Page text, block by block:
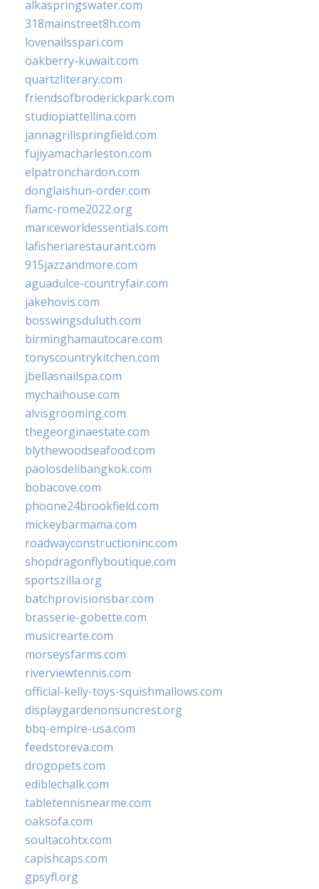
alkaspringswater.com
318mainstreet8h.com
lovenailsspari.com
oakberry-kuwait.com
quartzliterary.com
friendsofbroderickpark.com
studiopiattellina.com
jannagrillspringfield.com
fujiyamacharleston.com
elpatronchardon.com
donglaishun-order.com
fiamc-rome2022.org
mariceworldessentials.com
lafisheriarestaurant.com
915jazzandmore.com
aguadulce-countryfair.com
jakehovis.com
bosswingsduluth.com
birminghamautocare.com
tonyscountrykitchen.com
jbellasnailspa.com
mychaihouse.com
alvisgrooming.com
thegeorginaestate.com
blythewoodseafood.com
paolosdelibangkok.com
bobacove.com
phoone24brookfield.com
mickeybarmama.com
roadwayconstructioninc.com
shopdragonflyboutique.com
sportszilla.org
batchprovisionsbar.com
brasserie-gobette.com
musicrearte.com
morseysfarms.com
riverviewtennis.com
official-kelly-toys-squishmallows.com
displaygardenonsuncrest.org
bbq-empire-usa.com
feedstoreva.com
drogopets.com
ediblechalk.com
tabletennisnearme.com
oaksofa.com
soultacohtx.com
capishcaps.com
gpsyfl.org